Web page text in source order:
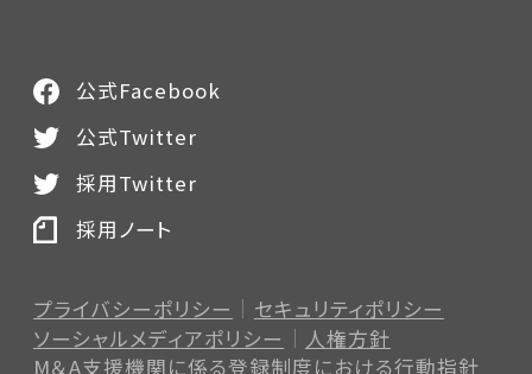
プライバシーポリシー
セキュリティポリシー
ソーシャルメディアポリシー
人権方針
M＆A支援機関に係る登録制度における行動指針
公式Facebook
公式Twitter
採用Twitter
採用ノート